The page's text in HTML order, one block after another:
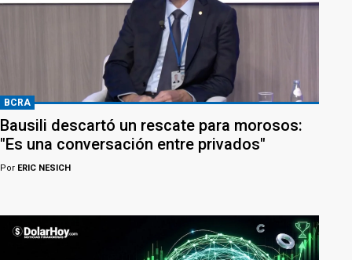
BCRA
Bausili descartó un rescate para morosos:
"Es una conversación entre privados"
Por ERIC NESICH